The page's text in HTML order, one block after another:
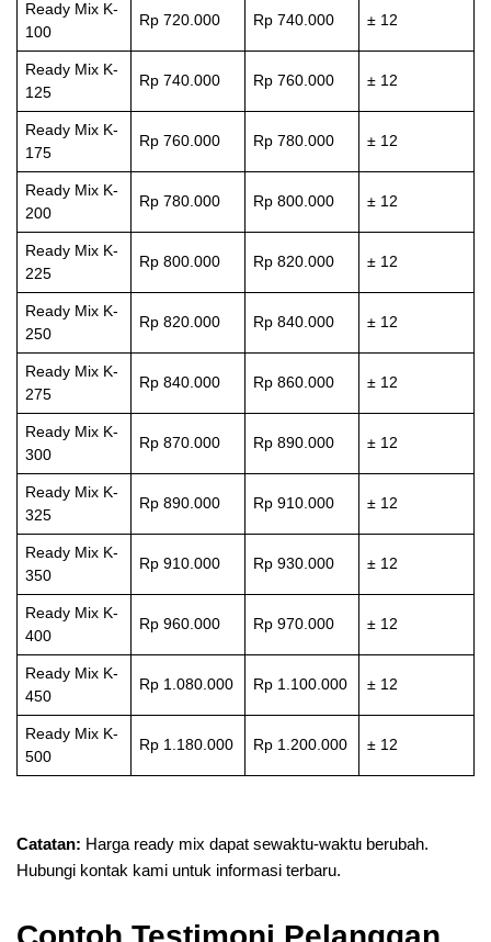
Ready Mix K-
100
Rp 720.000 Rp 740.000 ± 12
Ready Mix K-
125
Rp 740.000 Rp 760.000 ± 12
Ready Mix K-
175
Rp 760.000 Rp 780.000 ± 12
Ready Mix K-
200
Rp 780.000 Rp 800.000 ± 12
Ready Mix K-
225
Rp 800.000 Rp 820.000 ± 12
Ready Mix K-
250
Rp 820.000 Rp 840.000 ± 12
Ready Mix K-
275
Rp 840.000 Rp 860.000 ± 12
Ready Mix K-
300
Rp 870.000 Rp 890.000 ± 12
Ready Mix K-
325
Rp 890.000 Rp 910.000 ± 12
Ready Mix K-
350
Rp 910.000 Rp 930.000 ± 12
Ready Mix K-
400
Rp 960.000 Rp 970.000 ± 12
Ready Mix K-
450
Rp 1.080.000 Rp 1.100.000 ± 12
Ready Mix K-
500
Rp 1.180.000 Rp 1.200.000 ± 12
Catatan: Harga ready mix dapat sewaktu-waktu berubah.
Hubungi kontak kami untuk informasi terbaru.